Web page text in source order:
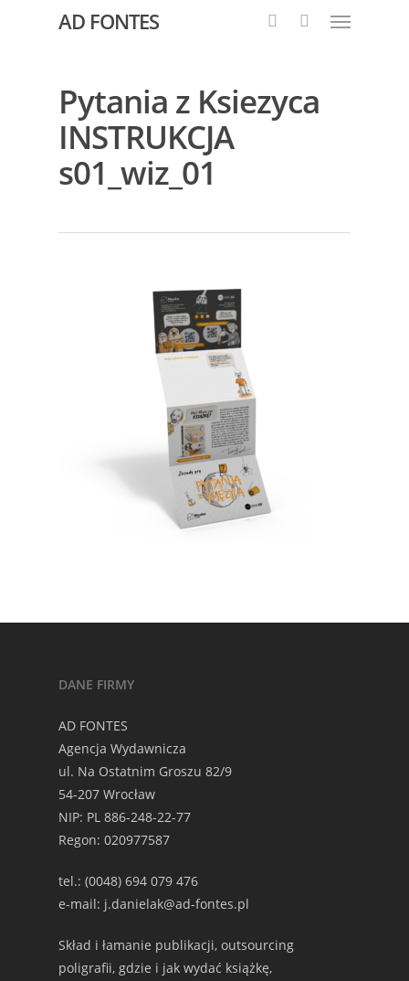
AD FONTES
Pytania z Ksiezyca
INSTRUKCJA
s01_wiz_01
DANE FIRMY
AD FONTES
Agencja Wydawnicza
ul. Na Ostatnim Groszu 82/9
54-207 Wrocław
NIP: PL 886-248-22-77
Regon: 020977587
tel.: (0048) 694 079 476
e-mail: j.danielak@ad-fontes.pl
Skład i łamanie publikacji, outsourcing
poligrafii, gdzie i jak wydać książkę,